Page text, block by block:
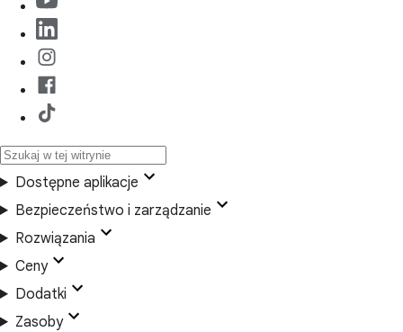
Dostępne aplikacje
Bezpieczeństwo i zarządzanie
Rozwiązania
Ceny
Dodatki
Zasoby